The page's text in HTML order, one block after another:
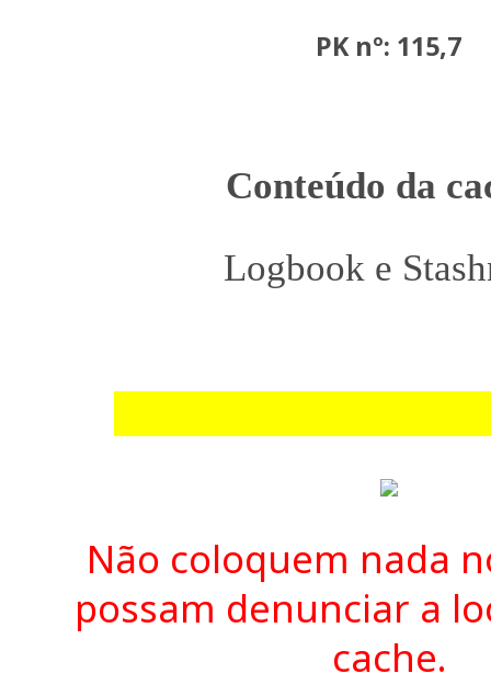
PK nº: 115,7
Conteúdo da
Logbook e
Não coloquem nada
possam denunciar a
cache.